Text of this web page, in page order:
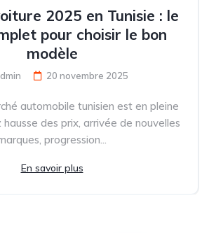
2025 en Tunisie : le
pour choisir le bon
modèle
20 novembre 2025
automobile tunisien est en pleine
des prix, arrivée de nouvelles
progression...
En savoir plus